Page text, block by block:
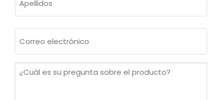
electrónico
¿Cuál